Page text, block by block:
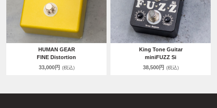
HUMAN GEAR
FINE Distortion
33,000円 (税込)
King Tone Guitar
miniFUZZ Si
38,500円 (税込)